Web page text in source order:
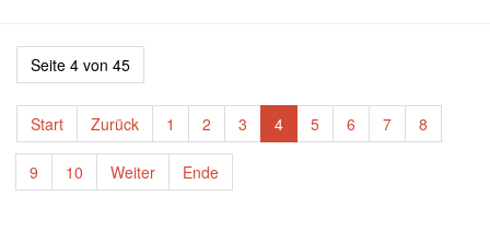
Seite 4 von 45
Start Zurück 1 2 3 4 5 6 7 8
9 10 Weiter Ende